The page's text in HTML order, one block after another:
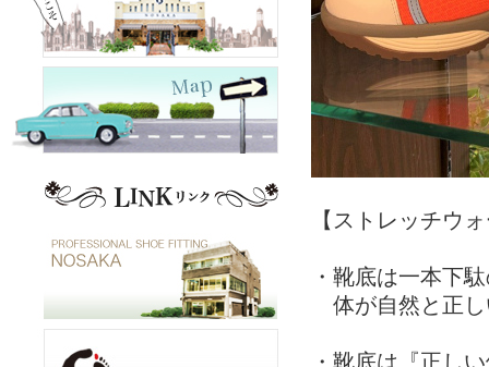
【ストレッチウ
・靴底は一本下
体が自然と正し
・靴底は『正し